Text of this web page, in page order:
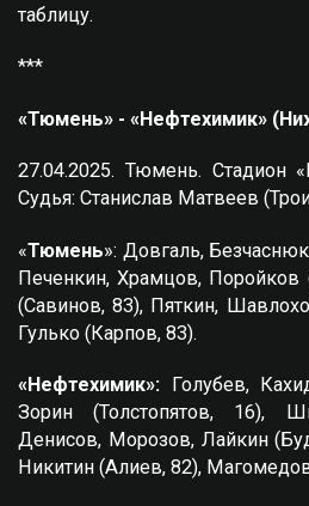
таблицу.
***
«Тюмень» - «Нефтехимик»
27.04.2025. Тюмень. Стадион
Судья: Станислав Матвеев
«Тюмень»: Довгаль,
Печенкин, Храмцов, Поройков
(Савинов, 83), Пяткин,
Гулько (Карпов, 83).
«Нефтехимик»: Голубев,
Зорин (Толстопятов, 16),
Денисов, Морозов, Лайкин
Никитин (Алиев, 82),